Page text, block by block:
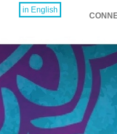
in English